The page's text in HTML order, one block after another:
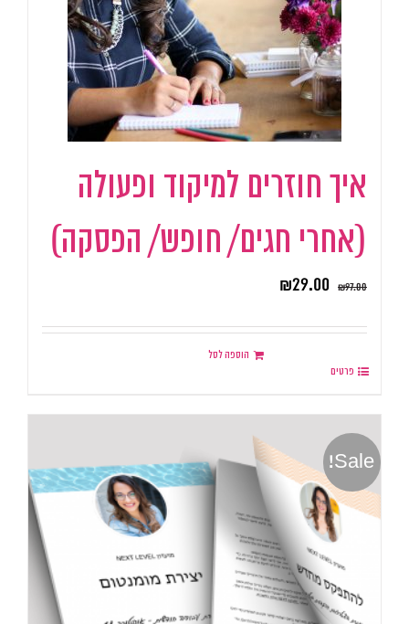
איך חוזרים למיקוד ופעולה
(אחרי חגים/ חופש/ הפסקה)
₪97.00
₪29.00
הוספה לסל
פרטים
Sale!